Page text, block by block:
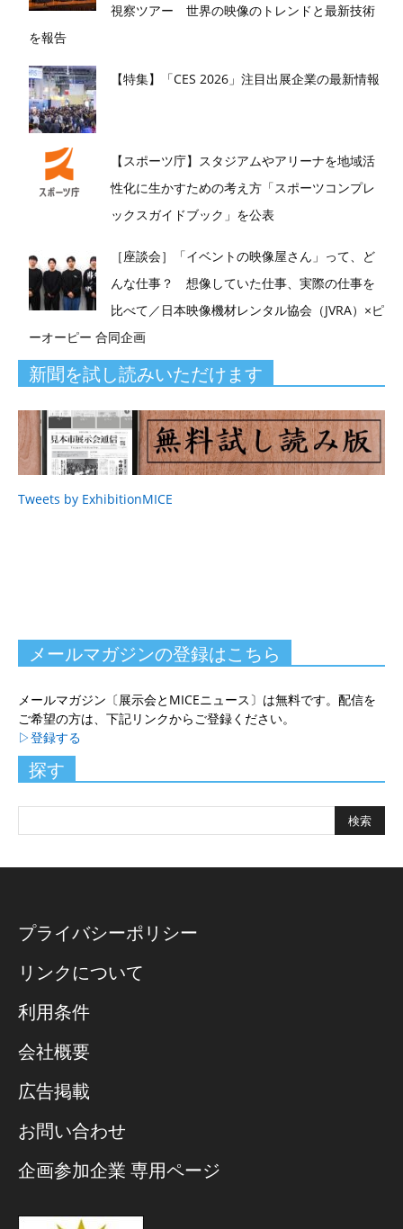
視察ツアー 世界の映像のトレンドと最新技術
を報告
【特集】「CES 2026」注目出展企業の最新情報
【スポーツ庁】スタジアムやアリーナを地域活
性化に生かすための考え方「スポーツコンプレ
ックスガイドブック」を公表
［座談会］「イベントの映像屋さん」って、ど
んな仕事？ 想像していた仕事、実際の仕事を
比べて／日本映像機材レンタル協会（JVRA）×ピ
ーオーピー 合同企画
新聞を試し読みいただけます
Tweets by ExhibitionMICE
メールマガジンの登録はこちら
メールマガジン〔展示会とMICEニュース〕は無料です。配信を
ご希望の方は、下記リンクからご登録ください。
▷登録する
探す
プライバシーポリシー
リンクについて
利用条件
会社概要
広告掲載
お問い合わせ
企画参加企業 専用ページ